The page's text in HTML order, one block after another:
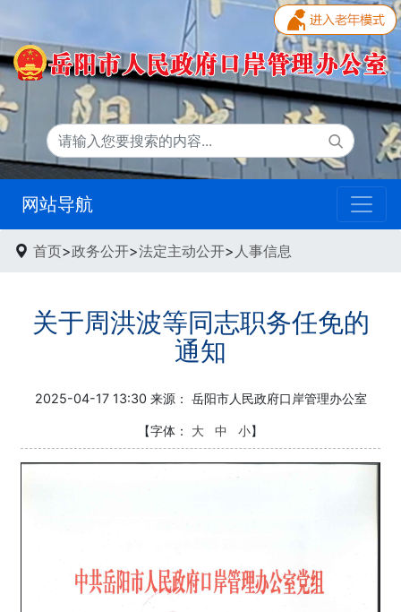
网站导航
首页>政务公开>法定主动公开> 人事信息
关于周洪波等同志职务任免的
通知
2025-04-17 13:30 来源： 岳阳市人民政府口岸管理办公室
【字体： 大 中 小】